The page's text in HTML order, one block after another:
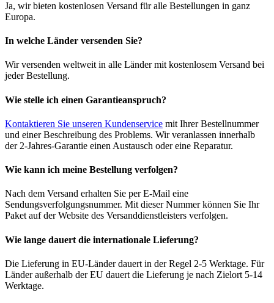
Ja, wir bieten kostenlosen Versand für alle Bestellungen in ganz
Europa.
In welche Länder versenden Sie?
Wir versenden weltweit in alle Länder mit kostenlosem Versand bei
jeder Bestellung.
Wie stelle ich einen Garantieanspruch?
Kontaktieren Sie unseren Kundenservice mit Ihrer Bestellnummer
und einer Beschreibung des Problems. Wir veranlassen innerhalb
der 2-Jahres-Garantie einen Austausch oder eine Reparatur.
Wie kann ich meine Bestellung verfolgen?
Nach dem Versand erhalten Sie per E-Mail eine
Sendungsverfolgungsnummer. Mit dieser Nummer können Sie Ihr
Paket auf der Website des Versanddienstleisters verfolgen.
Wie lange dauert die internationale Lieferung?
Die Lieferung in EU-Länder dauert in der Regel 2-5 Werktage. Für
Länder außerhalb der EU dauert die Lieferung je nach Zielort 5-14
Werktage.